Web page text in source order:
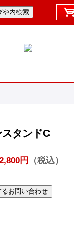
タンドC
円 （税込）